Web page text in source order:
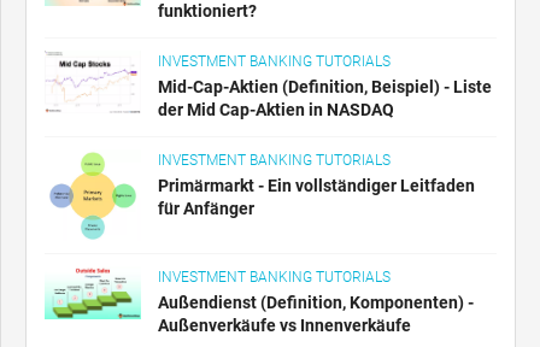
funktioniert?
INVESTMENT BANKING TUTORIALS
Mid-Cap-Aktien (Definition, Beispiel) - Liste
der Mid Cap-Aktien in NASDAQ
INVESTMENT BANKING TUTORIALS
Primärmarkt - Ein vollständiger Leitfaden
für Anfänger
INVESTMENT BANKING TUTORIALS
Außendienst (Definition, Komponenten) -
Außenverkäufe vs Innenverkäufe